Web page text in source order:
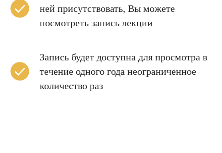
ней присутствовать, Вы можете
посмотреть запись лекции
Запись будет доступна для просмотра в
течение одного года неограниченное
количество раз